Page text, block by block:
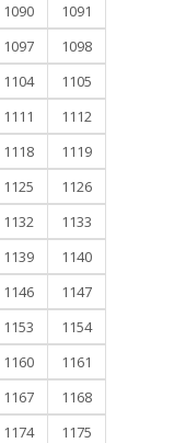
1090
1091
1097
1098
1104
1105
1111
1112
1118
1119
1125
1126
1132
1133
1139
1140
1146
1147
1153
1154
1160
1161
1167
1168
1174
1175